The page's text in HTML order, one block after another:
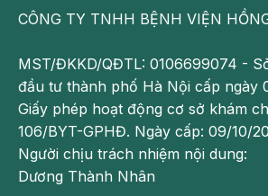
viêm giúp giảm đau hiệu quả.
Sử dụng một số thuốc kháng
corticosteroid theo chỉ định
khoa.
Nếu phát hiện tình trạng nhiễm
hiện phẫu thuật ngay để tránh
những biến chứng nguy hiểm khác.
CÔNG TY TNHH BỆNH VIỆN
MST/ĐKKD/QĐTL: 0106699074 -
đầu tư thành phố Hà Nội cấp ngày
Giấy phép hoạt động cơ sở khám
106/BYT-GPHĐ. Ngày cấp: 09/10/
Người chịu trách nhiệm nội dung:
Dương Thành Nhân